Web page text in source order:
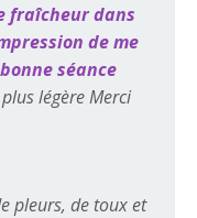
fraîcheur dans
de me
séance
légère Merci
pleurs, de toux et